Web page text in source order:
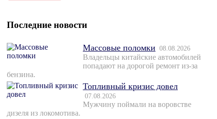
Последние новости
Массовые поломки 08.08.2026
Владельцы китайские автомобилей
попадают на дорогой ремонт из-за
бензина.
Топливный кризис довел
07.08.2026
Мужчину поймали на воровстве
дизеля из локомотива.